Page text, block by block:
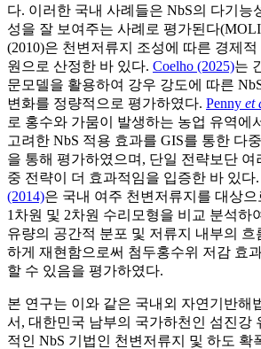
다. 이러한 국내 사례들은 NbS의 다기능
성을 잘 보여주는 사례로 평가된다
(2010)은 천변저류지 조성에 따른 경제적
원으로 산정한 바 있다. Coelho (2025)는
문모델을 활용하여 강우 강도에 따른
변화를 정량적으로 평가하였다. Penny et
로 홍수와 가뭄이 발생하는 농업 유역에
고려한 NbS 적용 효과를 GIS를 통한 다
을 통해 평가하였으며, 단일 전략보단
중 전략이 더 효과적임을 입증한 바 있다
(2014)은 국내 여주 천변저류지를 대상
1차원 및 2차원 수리모형을 비교 분석하
유량의 공간적 분포 및 저류지 내부의 흐
하게 재현함으로써 첨두홍수위 저감 효
할 수 있음을 평가하였다.
본 연구는 이와 같은 국내외 자연기반해
서, 대한민국 남부의 국가하천인 섬진강
적인 NbS 기법인 천변저류지 및 하도 확